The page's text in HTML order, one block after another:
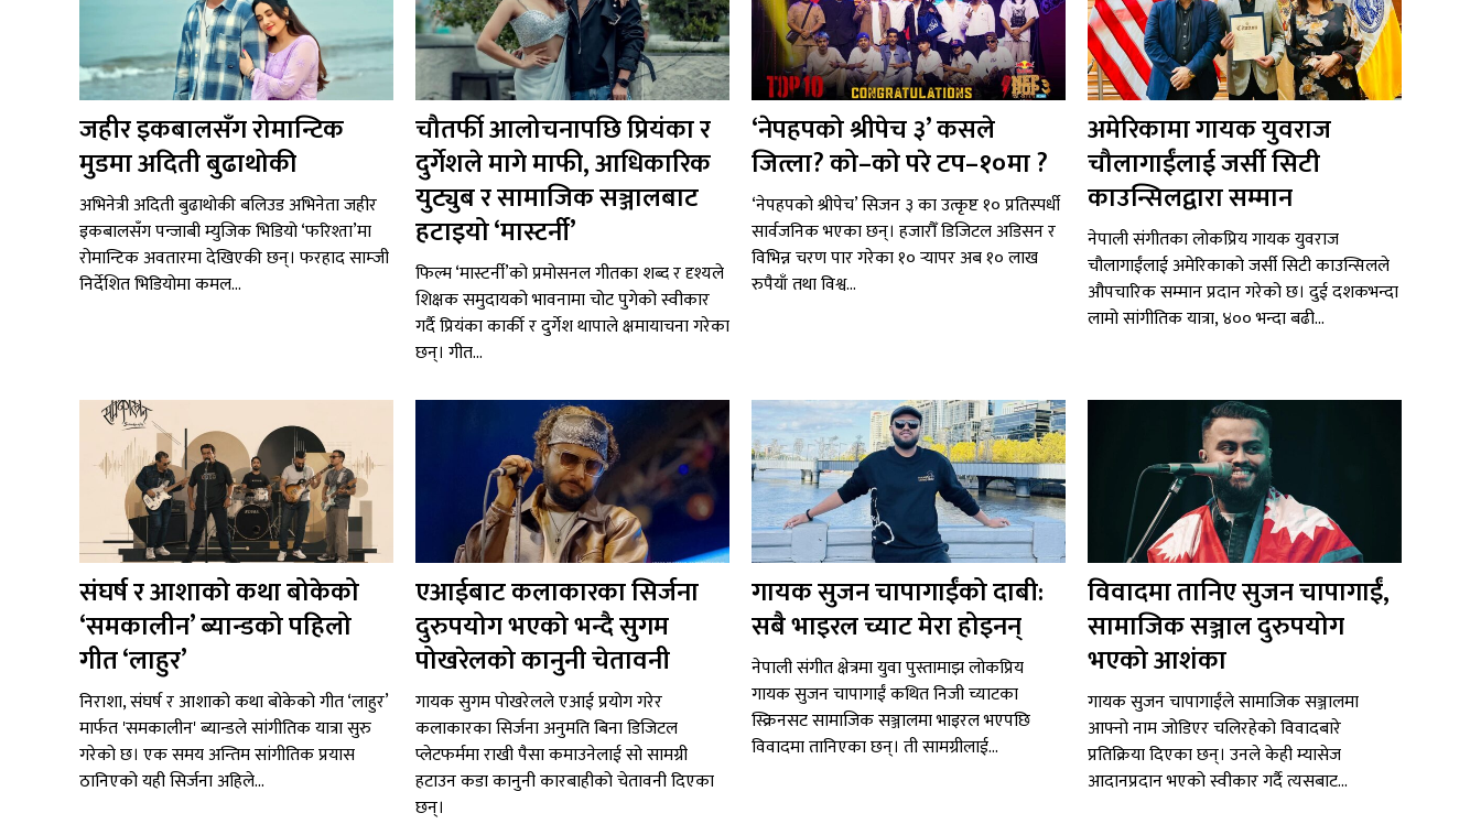
जहीर इकबालसँग रोमान्टिक
मुडमा अदिती बुढाथोकी
अभिनेत्री अदिती बुढाथोकी बलिउड अभिनेता जहीर
इकबालसँग पन्जाबी म्युजिक भिडियो ‘फरिश्ता’मा
रोमान्टिक अवतारमा देखिएकी छन्। फरहाद साम्जी
निर्देशित भिडियोमा कमल...
चौतर्फी आलोचनापछि प्रियंका र
दुर्गेशले मागे माफी, आधिकारिक
युट्युब र सामाजिक सञ्जालबाट
हटाइयो ‘मास्टर्नी’
फिल्म ‘मास्टर्नी’को प्रमोसनल गीतका शब्द र दृश्यले
शिक्षक समुदायको भावनामा चोट पुगेको स्वीकार
गर्दै प्रियंका कार्की र दुर्गेश थापाले क्षमायाचना गरेका
छन्। गीत...
‘नेपहपको श्रीपेच ३’ कसले
जित्ला? को–को परे टप–१०मा ?
‘नेपहपको श्रीपेच’ सिजन ३ का उत्कृष्ट १० प्रतिस्पर्धी
सार्वजनिक भएका छन्। हजारौँ डिजिटल अडिसन र
विभिन्न चरण पार गरेका १० र्‍यापर अब १० लाख
रुपैयाँ तथा विश्व...
अमेरिकामा गायक युवराज
चौलागाईंलाई जर्सी सिटी
काउन्सिलद्वारा सम्मान
नेपाली संगीतका लोकप्रिय गायक युवराज
चौलागाईंलाई अमेरिकाको जर्सी सिटी काउन्सिलले
औपचारिक सम्मान प्रदान गरेको छ। दुई दशकभन्दा
लामो सांगीतिक यात्रा, ४०० भन्दा बढी...
संघर्ष र आशाको कथा बोकेको
‘समकालीन’ ब्यान्डको पहिलो
गीत ‘लाहुर’
निराशा, संघर्ष र आशाको कथा बोकेको गीत ‘लाहुर’
मार्फत 'समकालीन' ब्यान्डले सांगीतिक यात्रा सुरु
गरेको छ। एक समय अन्तिम सांगीतिक प्रयास
ठानिएको यही सिर्जना अहिले...
एआईबाट कलाकारका सिर्जना
दुरुपयोग भएको भन्दै सुगम
पोखरेलको कानुनी चेतावनी
गायक सुगम पोखरेलले एआई प्रयोग गरेर
कलाकारका सिर्जना अनुमति बिना डिजिटल
प्लेटफर्ममा राखी पैसा कमाउनेलाई सो सामग्री
हटाउन कडा कानुनी कारबाहीको चेतावनी दिएका
छन्।
गायक सुजन चापागाईंको दाबी:
सबै भाइरल च्याट मेरा होइनन्
नेपाली संगीत क्षेत्रमा युवा पुस्तामाझ लोकप्रिय
गायक सुजन चापागाईं कथित निजी च्याटका
स्क्रिनसट सामाजिक सञ्जालमा भाइरल भएपछि
विवादमा तानिएका छन्। ती सामग्रीलाई...
विवादमा तानिए सुजन चापागाईं,
सामाजिक सञ्जाल दुरुपयोग
भएको आशंका
गायक सुजन चापागाईंले सामाजिक सञ्जालमा
आफ्नो नाम जोडिएर चलिरहेको विवादबारे
प्रतिक्रिया दिएका छन्। उनले केही म्यासेज
आदानप्रदान भएको स्वीकार गर्दै त्यसबाट...